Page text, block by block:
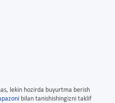
lekin hozirda buyurtma berish
bilan tanishishingizni taklif